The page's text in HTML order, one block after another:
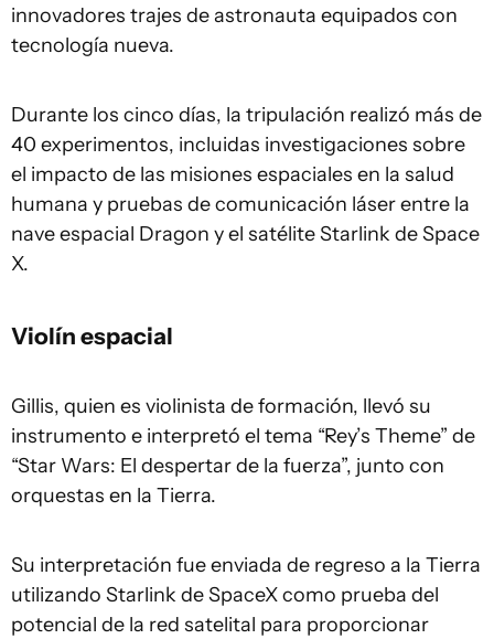
innovadores trajes de astronauta equipados con
tecnología nueva.
Durante los cinco días, la tripulación realizó más de
40 experimentos, incluidas investigaciones sobre
el impacto de las misiones espaciales en la salud
humana y pruebas de comunicación láser entre la
nave espacial Dragon y el satélite Starlink de Space
X.
Violín espacial
Gillis, quien es violinista de formación, llevó su
instrumento e interpretó el tema “Rey’s Theme” de
“Star Wars: El despertar de la fuerza”, junto con
orquestas en la Tierra.
Su interpretación fue enviada de regreso a la Tierra
utilizando Starlink de SpaceX como prueba del
potencial de la red satelital para proporcionar